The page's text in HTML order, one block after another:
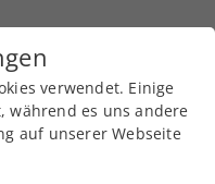
verwendet. Einige
während es uns andere
auf unserer Webseite